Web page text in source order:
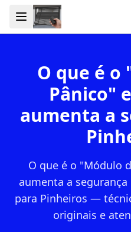
O que é o
Pânico"
aumenta a
O que é o "Módulo
aumenta a segurança
para Pinheiros —
originais e